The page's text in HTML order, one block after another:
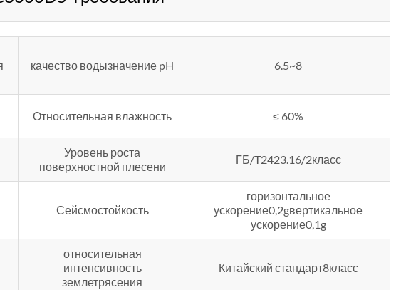
качество водызначение pH 6.5~8
Относительная влажность ≤ 60%
Уровень роста
поверхностной плесени
ГБ/T2423.16/2класс
Сейсмостойкость
горизонтальное
ускорение0,2gвертикальное
ускорение0,1g
относительная
интенсивность
землетрясения
Китайский стандарт8класс